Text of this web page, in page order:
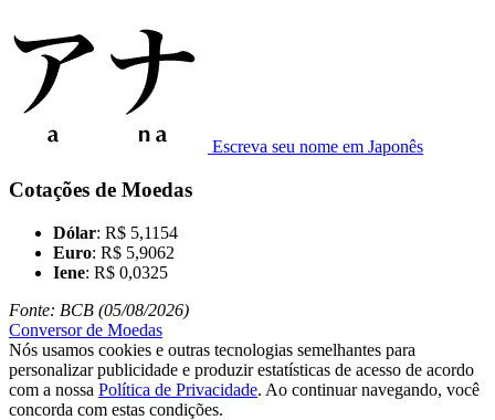
Escreva seu nome em Japonês
Cotações de Moedas
Dólar: R$ 5,1154
Euro: R$ 5,9062
Iene: R$ 0,0325
Fonte: BCB (05/08/2026)
Conversor de Moedas
Nós usamos cookies e outras tecnologias semelhantes para
personalizar publicidade e produzir estatísticas de acesso de acordo
com a nossa Política de Privacidade. Ao continuar navegando, você
concorda com estas condições.